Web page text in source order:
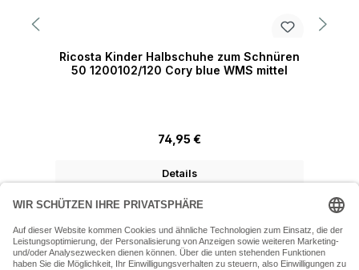
Ricosta Kinder Halbschuhe zum Schnüren
50 1200102/120 Cory blue WMS mittel
Regulärer Preis:
74,95 €
Details
07243 54050 (Mo-Fr: 9.30 - 18:30 Uhr Sa: 9:30 - 16 Uhr)